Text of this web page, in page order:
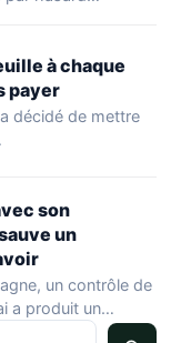
à chaque
payer
décidé de mettre
son
un
un contrôle de
a produit un…